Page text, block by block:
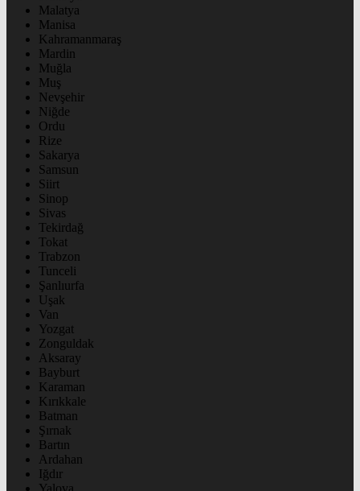
Malatya
Manisa
Kahramanmaraş
Mardin
Muğla
Muş
Nevşehir
Niğde
Ordu
Rize
Sakarya
Samsun
Siirt
Sinop
Sivas
Tekirdağ
Tokat
Trabzon
Tunceli
Şanlıurfa
Uşak
Van
Yozgat
Zonguldak
Aksaray
Bayburt
Karaman
Kırıkkale
Batman
Şırnak
Bartın
Ardahan
Iğdır
Yalova